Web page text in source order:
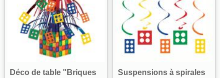
Déco de table "Briques
Suspensions à spirales